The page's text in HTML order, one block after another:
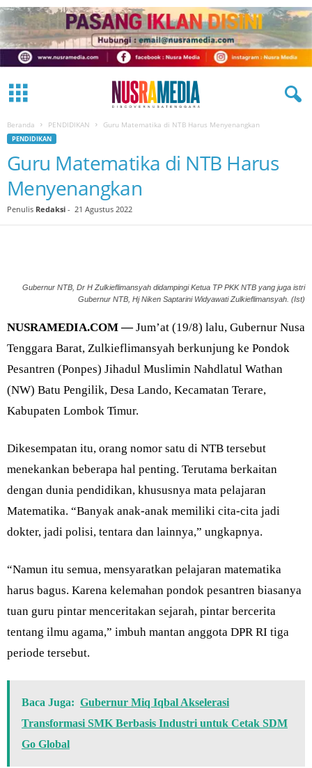
Beranda PENDIDIKAN Guru Matematika di NTB Harus Menyenangkan
PENDIDIKAN
Guru Matematika di NTB Harus
Menyenangkan
Penulis Redaksi - 21 Agustus 2022
Gubernur NTB, Dr H Zulkieflimansyah didampingi Ketua TP PKK NTB yang juga istri
Gubernur NTB, Hj Niken Saptarini Widyawati Zulkieflimansyah. (Ist)
NUSRAMEDIA.COM —Jum’at (19/8) lalu, Gubernur Nusa
Tenggara Barat, Zulkieflimansyah berkunjung ke Pondok
Pesantren (Ponpes) Jihadul Muslimin Nahdlatul Wathan
(NW) Batu Pengilik, Desa Lando, Kecamatan Terare,
Kabupaten Lombok Timur.
Dikesempatan itu, orang nomor satu di NTB tersebut
menekankan beberapa hal penting. Terutama berkaitan
dengan dunia pendidikan, khususnya mata pelajaran
Matematika. “Banyak anak-anak memiliki cita-cita jadi
dokter, jadi polisi, tentara dan lainnya,” ungkapnya.
“Namun itu semua, mensyaratkan pelajaran matematika
harus bagus. Karena kelemahan pondok pesantren biasanya
tuan guru pintar menceritakan sejarah, pintar bercerita
tentang ilmu agama,” imbuh mantan anggota DPR RI tiga
periode tersebut.
Baca Juga: Gubernur Miq Iqbal Akselerasi
Transformasi SMK Berbasis Industri untuk Cetak SDM
Go Global